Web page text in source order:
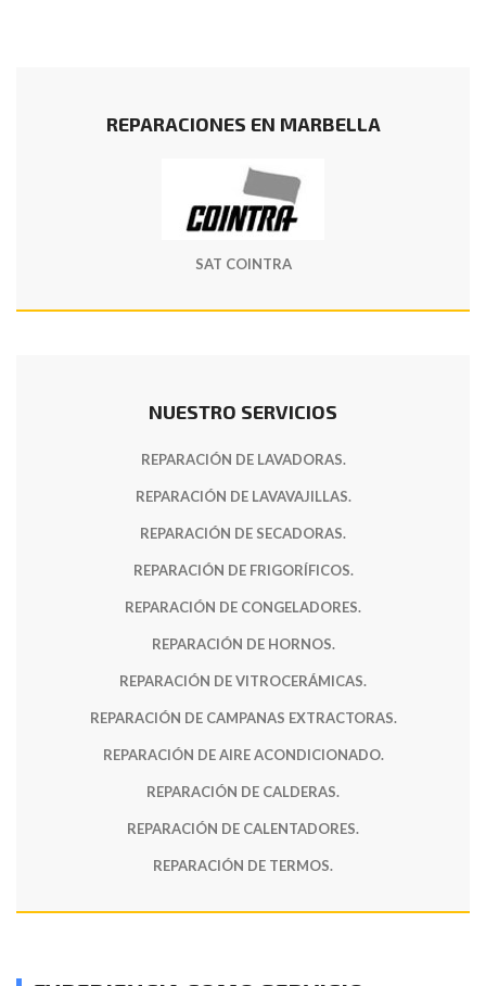
REPARACIONES EN MARBELLA
SAT COINTRA
NUESTRO SERVICIOS
REPARACIÓN DE LAVADORAS.
REPARACIÓN DE LAVAVAJILLAS.
REPARACIÓN DE SECADORAS.
REPARACIÓN DE FRIGORÍFICOS.
REPARACIÓN DE CONGELADORES.
REPARACIÓN DE HORNOS.
REPARACIÓN DE VITROCERÁMICAS.
REPARACIÓN DE CAMPANAS EXTRACTORAS.
REPARACIÓN DE AIRE ACONDICIONADO.
REPARACIÓN DE CALDERAS.
REPARACIÓN DE CALENTADORES.
REPARACIÓN DE TERMOS.